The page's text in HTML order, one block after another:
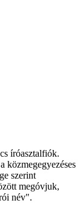
íróasztalfiók.
közmegegyezéses
szerint
megóvjuk,
név".